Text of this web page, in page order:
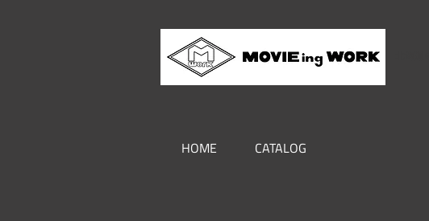
HOME CATALOG